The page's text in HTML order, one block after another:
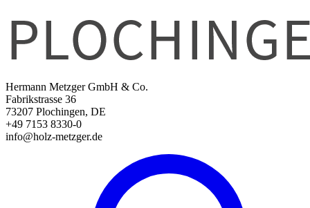
Hermann Metzger GmbH & Co.
Fabrikstrasse 36
73207 Plochingen, DE
+49 7153 8330-0
info@holz-metzger.de